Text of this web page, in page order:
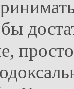
бы
просто